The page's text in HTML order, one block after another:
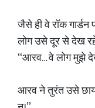
जैसे ही वे रॉक
लोग उसे दूर से देख
“आरव… वे लोग मुझे
आरव ने तुरंत उसे